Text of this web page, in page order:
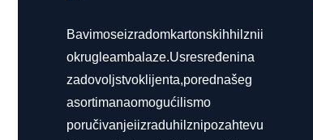
Bavimo se izradom kartonskih hilzni i
okrugle ambalaze. Usresređeni na
zadovoljstvo klijenta, pored našeg
asortimana omogućili smo
poručivanje i izradu hilzni po zahtevu